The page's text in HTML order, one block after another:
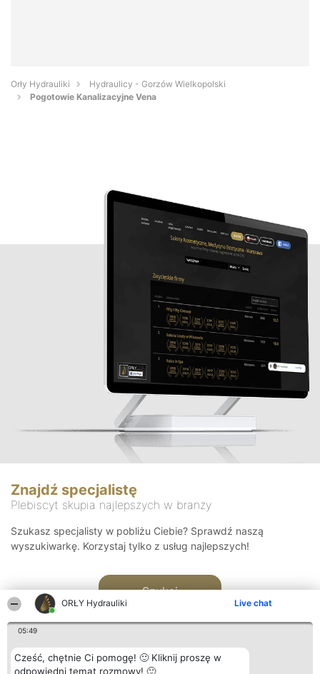
ORŁY Hydrauliki Live chat
05:49
Cześć, chętnie Ci pomogę! 🙂 Kliknij proszę w
odpowiedni temat rozmowy! 🙂
Orły Hydrauliki
Hydraulicy - Gorzów Wielkopolski
Pogotowie Kanalizacyjne Vena
Znajdź specjalistę
Plebiscyt skupia najlepszych w branży
Szukasz specjalisty w pobliżu Ciebie? Sprawdź naszą
wyszukiwarkę. Korzystaj tylko z usług najlepszych!
Szukaj